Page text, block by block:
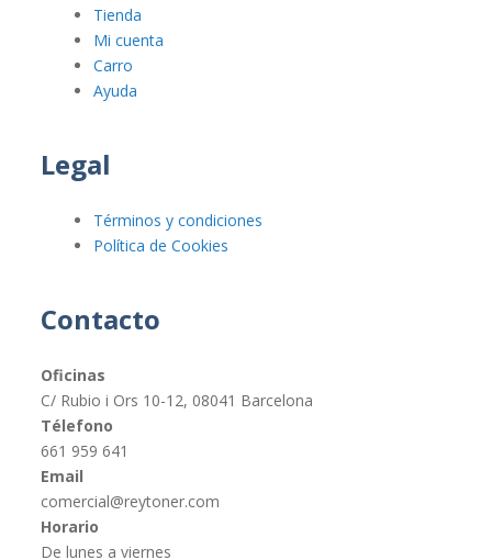
Tienda
Mi cuenta
Carro
Ayuda
Legal
Términos y condiciones
Política de Cookies
Contacto
Oficinas
C/ Rubio i Ors 10-12, 08041 Barcelona
Télefono
661 959 641
Email
comercial@reytoner.com
Horario
De lunes a viernes